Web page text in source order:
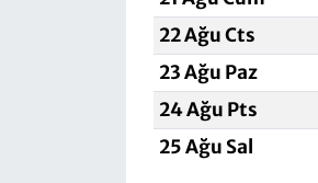
22 Ağu Cts
23 Ağu Paz
24 Ağu Pts
25 Ağu Sal